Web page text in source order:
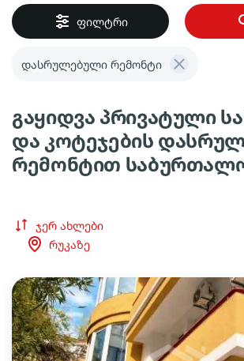
ფილტრი
დასრულებული რემონტი
გაყიდვა პრივატული
და კოტეჯების
რემონტით
ჯერ ახლები
რუკაზე